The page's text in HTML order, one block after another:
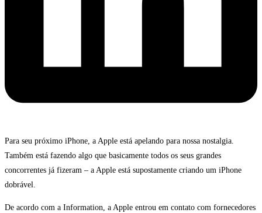
Para seu próximo iPhone, a Apple está apelando para nossa nostalgia.
Também está fazendo algo que basicamente todos os seus grandes
concorrentes já fizeram – a Apple está supostamente criando um iPhone
dobrável.
De acordo com a Information, a Apple entrou em contato com fornecedores